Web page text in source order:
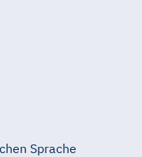
Sprache